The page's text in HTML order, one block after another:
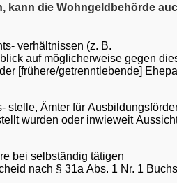
kann die Wohngeldbehörde
verhältnissen (z. B.
auf möglicherweise gegen
[frühere/getrenntlebende]
stelle, Ämter für
wurden oder inwieweit
bei selbständig tätigen
nach § 31a Abs. 1 Nr. 1